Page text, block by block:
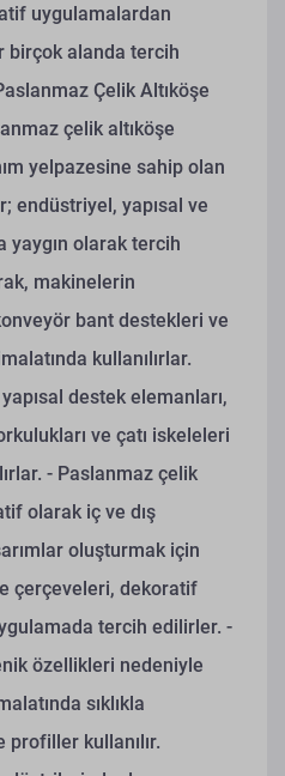
uygulamalardan
birçok alanda tercih
Çelik Altıköşe
çelik altıköşe
yelpazesine sahip olan
endüstriyel, yapısal ve
olarak tercih
makinelerin
bant destekleri ve
kullanılırlar.
destek elemanları,
ve çatı iskeleleri
- Paslanmaz çelik
olarak iç ve dış
oluşturmak için
çerçeveleri, dekoratif
tercih edilirler. -
özellikleri nedeniyle
sıklıkla
profiller kullanılır.